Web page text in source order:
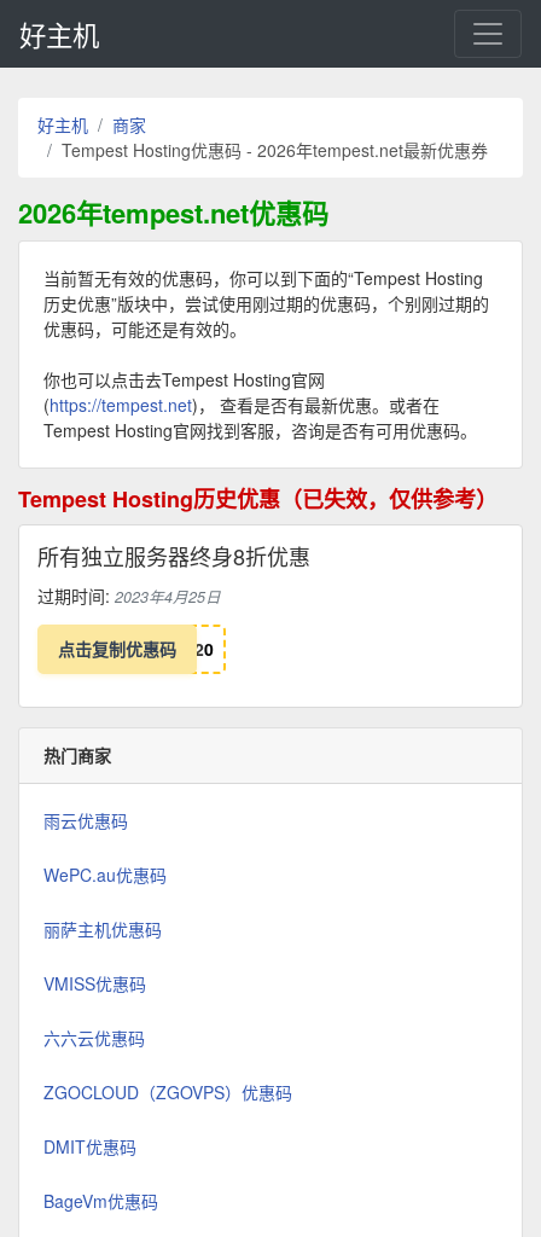
好主机
好主机
商家
Tempest Hosting优惠码 - 2026年tempest.net最新优惠券
2026年tempest.net优惠码
当前暂无有效的优惠码，你可以到下面的“Tempest Hosting
历史优惠”版块中，尝试使用刚过期的优惠码，个别刚过期的
优惠码，可能还是有效的。
你也可以点击去Tempest Hosting官网
(https://tempest.net)， 查看是否有最新优惠。或者在
Tempest Hosting官网找到客服，咨询是否有可用优惠码。
Tempest Hosting历史优惠（已失效，仅供参考）
所有独立服务器终身8折优惠
过期时间: 2023年4月25日
点击复制优惠码 20
热门商家
雨云优惠码
WePC.au优惠码
丽萨主机优惠码
VMISS优惠码
六六云优惠码
ZGOCLOUD（ZGOVPS）优惠码
DMIT优惠码
BageVm优惠码